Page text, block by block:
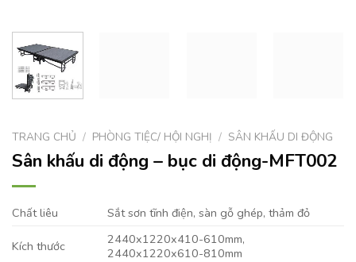
TRANG CHỦ / PHÒNG TIỆC/ HỘI NGHỊ / SÂN KHẤU DI ĐỘNG
Sân khấu di động – bục di động-MFT002
Chất liêu Sắt sơn tĩnh điện, sàn gỗ ghép, thảm đỏ
Kích thước
2440x1220x410-610mm,
2440x1220x610-810mm